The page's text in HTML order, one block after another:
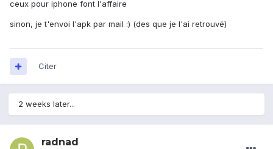
ceux pour iphone font l'affaire
sinon, je t'envoi l'apk par mail :) (des que je l'ai retrouvé)
Citer
2 weeks later...
radnad